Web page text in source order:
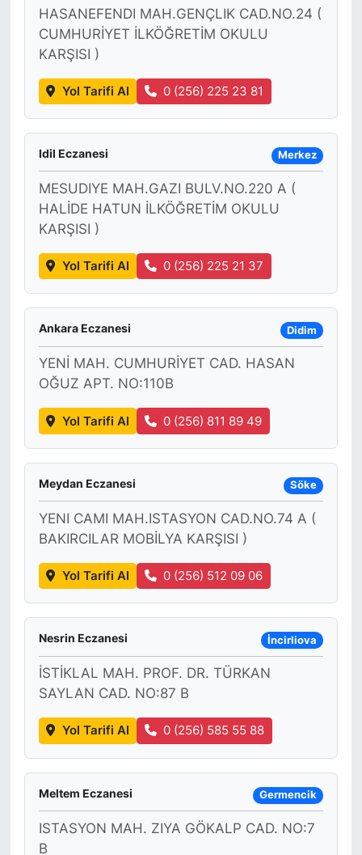
HASANEFENDI MAH.GENÇLIK CAD.NO.24 (
CUMHURİYET İLKÖĞRETİM OKULU
KARŞISI )
Yol Tarifi Al 0 (256) 225 23 81
Idil Eczanesi Merkez
MESUDIYE MAH.GAZI BULV.NO.220 A (
HALİDE HATUN İLKÖĞRETİM OKULU
KARŞISI )
Yol Tarifi Al 0 (256) 225 21 37
Ankara Eczanesi Didim
YENİ MAH. CUMHURİYET CAD. HASAN
OĞUZ APT. NO:110B
Yol Tarifi Al 0 (256) 811 89 49
Meydan Eczanesi Söke
YENI CAMI MAH.ISTASYON CAD.NO.74 A (
BAKIRCILAR MOBİLYA KARŞISI )
Yol Tarifi Al 0 (256) 512 09 06
Nesrin Eczanesi İncirliova
İSTİKLAL MAH. PROF. DR. TÜRKAN
SAYLAN CAD. NO:87 B
Yol Tarifi Al 0 (256) 585 55 88
Meltem Eczanesi Germencik
ISTASYON MAH. ZIYA GÖKALP CAD. NO:7
B